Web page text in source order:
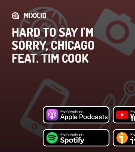
MIXX.IO
HARD TO SAY I'M
SORRY, CHICAGO
FEAT. TIM COOK